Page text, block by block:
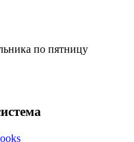
по пятницу